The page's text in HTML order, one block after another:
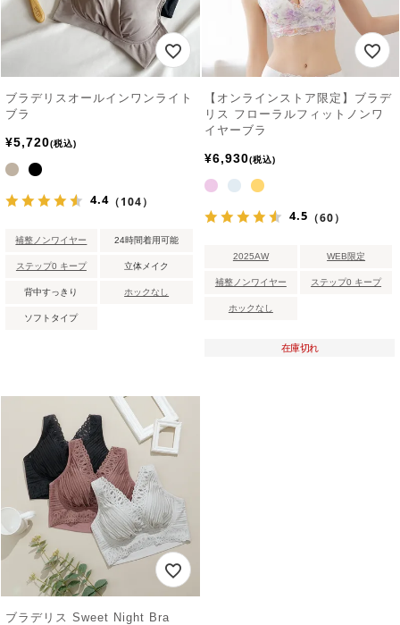
ブラデリスオールインワンライト
ブラ
¥5,720 税込
4.4（104）
補整ノンワイヤー 24時間着用可能
ステップ0 キープ 立体メイク
背中すっきり ホックなし
ソフトタイプ
【オンラインストア限定】ブラデ
リス フローラルフィットノンワ
イヤーブラ
¥6,930 税込
4.5 （60）
2025AW WEB限定
補整ノンワイヤー ステップ0 キープ
ホックなし
在庫切れ
ブラデリス Sweet Night Bra